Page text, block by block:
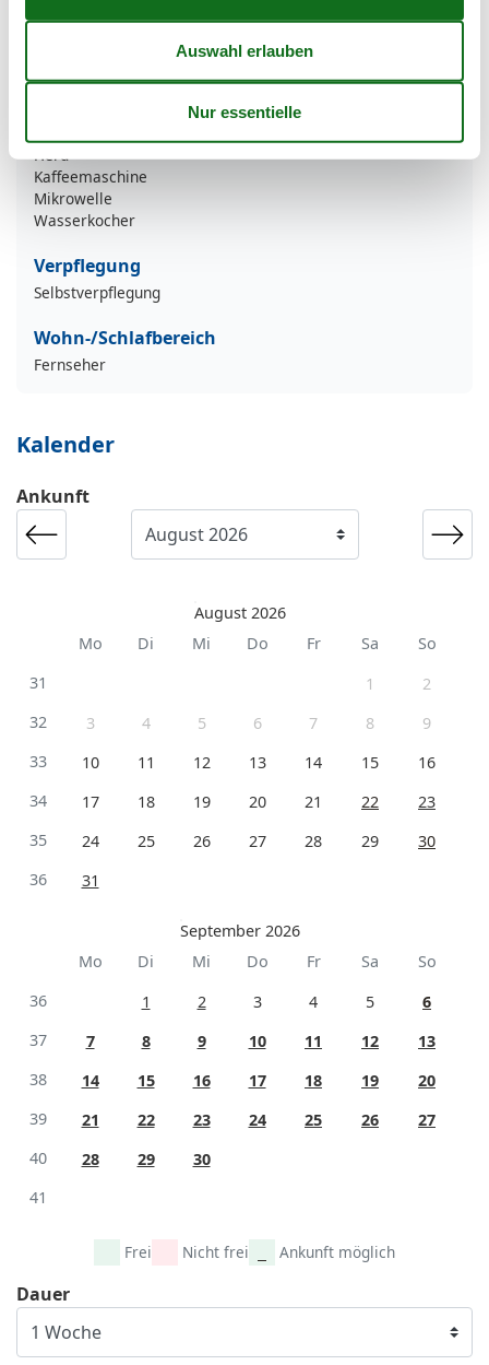
Ortszentrum
20 m
Küchenausstattung
Herd
Kaffeemaschine
Mikrowelle
Wasserkocher
Verpflegung
Selbstverpflegung
Wohn-/Schlafbereich
Fernseher
Kalender
Ankunft
August 2026
Mo
Di Mi Do Fr Sa
So
31
1
2
32
3 4 5 6 7 8
9
33
10 11 12 13 14 15
16
34
17 18 19 20 21 22
23
35
24 25 26 27 28 29
30
36
31
September 2026
Mo
Di Mi Do Fr Sa
So
36
1 2 3 4 5
6
37
7 8 9 10 11 12
13
38
14 15 16 17 18 19
20
39
21 22 23 24 25 26
27
40
28 29
30
41
Frei Nicht frei Ankunft möglich
Dauer